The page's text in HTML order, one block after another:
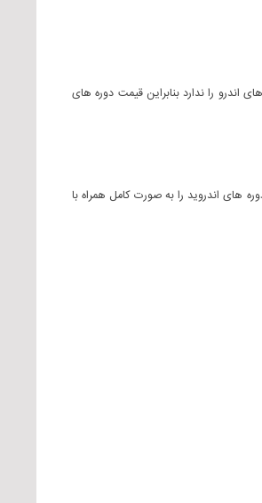
را ندارد بنابراین قیمت دوره های
دهد ما برای اولین بار توانسته ایم دوره های اندروید را به صورت کامل همراه با